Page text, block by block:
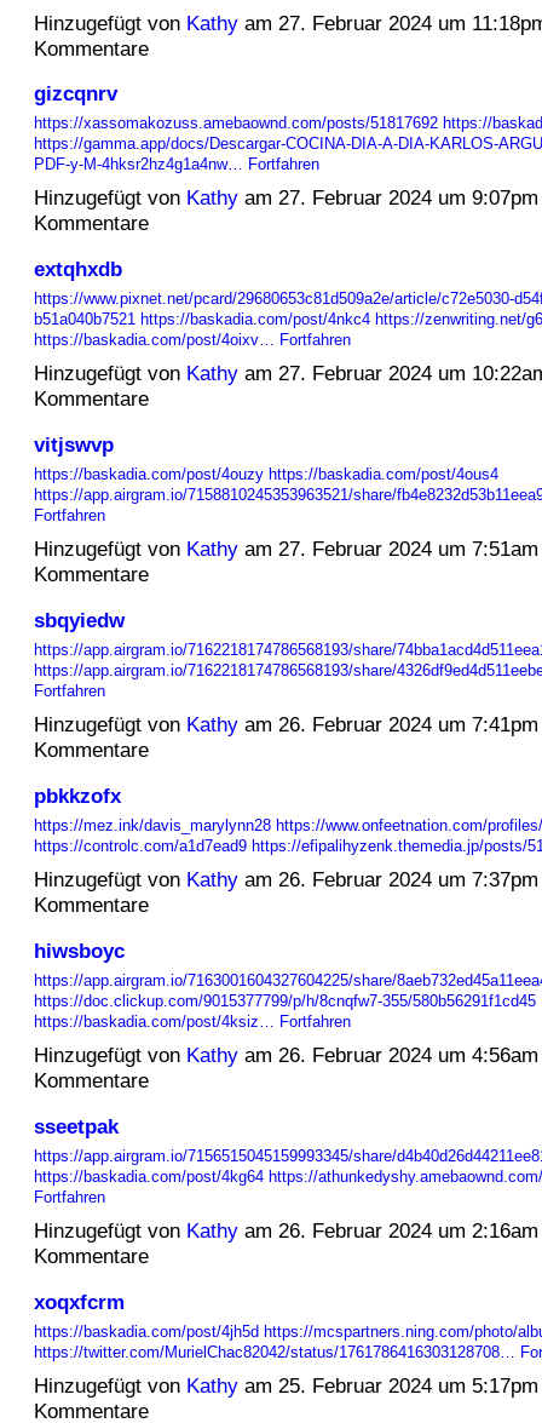
Hinzugefügt von Kathyam 27. Februar 2024 um
Kommentare
gizcqnrv
https://xassomakozuss.amebaownd.com/posts/51817692 https://
https://gamma.app/docs/Descargar-COCINA-DIA-A-DIA-KARLOS-
PDF-y-M-4hksr2hz4g1a4nw… Fortfahren
Hinzugefügt von Kathyam 27. Februar 2024 um
Kommentare
extqhxdb
https://www.pixnet.net/pcard/29680653c81d509a2e/article/c72e5030-
b51a040b7521 https://baskadia.com/post/4nkc4 https://zenwriting.net/
https://baskadia.com/post/4oixv… Fortfahren
Hinzugefügt von Kathyam 27. Februar 2024 um
Kommentare
vitjswvp
https://baskadia.com/post/4ouzy https://baskadia.com/post/4ous4
https://app.airgram.io/7158810245353963521/share/
Fortfahren
Hinzugefügt von Kathyam 27. Februar 2024 um
Kommentare
sbqyiedw
https://app.airgram.io/7162218174786568193/share/
https://app.airgram.io/7162218174786568193/share/
Fortfahren
Hinzugefügt von Kathyam 26. Februar 2024 um
Kommentare
pbkkzofx
https://mez.ink/davis_marylynn28 https://www.onfeetnation.com/
https://controlc.com/a1d7ead9 https://efipalihyzenk.themedia.jp/posts/
Hinzugefügt von Kathyam 26. Februar 2024 um
Kommentare
hiwsboyc
https://app.airgram.io/7163001604327604225/share/
https://doc.clickup.com/9015377799/p/h/8cnqfw7-355/580b56291f1cd45
https://baskadia.com/post/4ksiz… Fortfahren
Hinzugefügt von Kathyam 26. Februar 2024 um
Kommentare
sseetpak
https://app.airgram.io/7156515045159993345/share/
https://baskadia.com/post/4kg64 https://
Fortfahren
Hinzugefügt von Kathyam 26. Februar 2024 um
Kommentare
xoqxfcrm
https://baskadia.com/post/4jh5d https://mcspartners.ning.com/photo/
https://twitter.com/MurielChac82042/status/1761786416303128708…
Hinzugefügt von Kathyam 25. Februar 2024 um
Kommentare